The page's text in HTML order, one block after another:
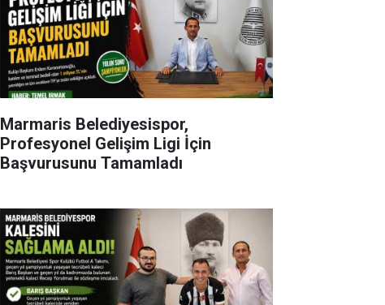
Marmaris Belediyesispor,
Profesyonel Gelişim Ligi İçin
Başvurusunu Tamamladı